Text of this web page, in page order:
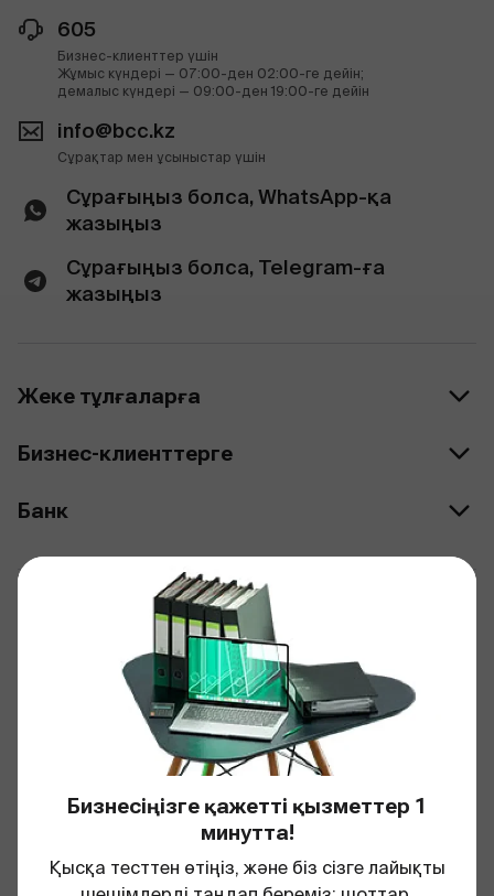
Бизнесіңізге қажетті қызметтер 1
минутта!
Қысқа тесттен өтіңіз, және біз сізге лайықты
605
Бизнес-клиенттер үшін
Жұмыс күндері — 07:00-ден 02:00-ге дейін;
демалыс күндері — 09:00-ден 19:00-ге дейін
info@bcc.kz
Сұрақтар мен ұсыныстар үшін
Сұрағыңыз болса, WhatsApp-қа
жазыңыз
Сұрағыңыз болса, Telegram-ға
жазыңыз
Жеке тұлғаларға
Бизнес-клиенттерге
Банк
Банк әлеуметтік желілерде
Банк қосымшалары
bcc.kz жүктеп алу
bcc business жүктеп алу